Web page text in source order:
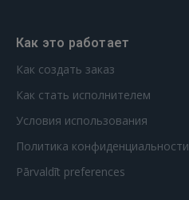
Как это работает
Как создать заказ
Как стать исполнителем
Условия использования
Политика конфиденциальности
Pārvaldīt preferences